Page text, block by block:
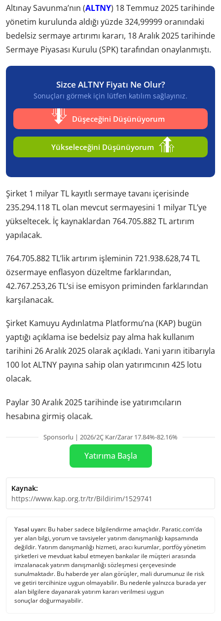
Altınay Savunma’nın (ALTNY) 18 Temmuz 2025 tarihinde
yönetim kurulunda aldığı yüzde 324,99999 oranındaki
bedelsiz sermaye artırımı kararı, 18 Aralık 2025 tarihinde
Sermaye Piyasası Kurulu (SPK) tarafından onaylanmıştı.
Sizce ALTNY Fiyatı Ne Olur?
Sonuçları görmek için lütfen katılım sağlayınız.
Düşeceğini Düşünüyorum
Yükseleceğini Düşünüyorum
Şirket 1 milyar TL kayıtlı sermaye tavanı içerisinde
235.294.118 TL olan mevcut sermayesini 1 milyar TL’ye
yükseltecek. İç kaynaklardan 764.705.882 TL artırım
yapılacak.
764.705.882 TL’lik artırım işleminin 721.938.628,74 TL
özsermaye enflasyon düzeltme farklarından,
42.767.253,26 TL’si ise emisyon priminden farklarından
karşılanacak.
Şirket Kamuyu Aydınlatma Platformu’na (KAP) bugün
yaptığı açıklama ise bedelsiz pay alma hak kullanım
tarihini 26 Aralık 2025 olarak açıkladı. Yani yarın itibarıyla
100 lot ALTNY payına sahip olan yatırımcının 425 lotu
olacak.
Paylar 30 Aralık 2025 tarihinde ise yatırımcıların
hesabına girmiş olacak.
Sponsorlu | 2026/2Ç Kar/Zarar 17.84%-82.16%
Yatırıma Başla
Kaynak:
https://www.kap.org.tr/tr/Bildirim/1529741
Yasal uyarı: Bu haber sadece bilgilendirme amaçlıdır. Paratic.com’da
yer alan bilgi, yorum ve tavsiyeler yatırım danışmanlığı kapsamında
değildir. Yatırım danışmanlığı hizmeti, aracı kurumlar, portföy yönetim
şirketleri ve mevduat kabul etmeyen bankalar ile müşteri arasında
imzalanacak yatırım danışmanlığı sözleşmesi çerçevesinde
sunulmaktadır. Bu haberde yer alan görüşler, mali durumunuz ile risk
ve getiri tercihinize uygun olmayabilir. Bu nedenle yalnızca burada yer
alan bilgilere dayanarak yatırım kararı verilmesi uygun
sonuçlar doğurmayabilir.